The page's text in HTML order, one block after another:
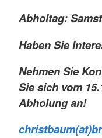
Abholtag:
Haben Sie
Nehmen Sie
Sie sich vom
Abholung an!